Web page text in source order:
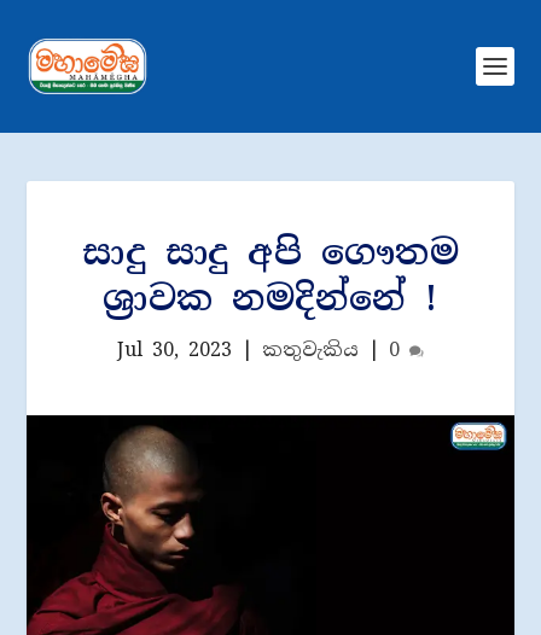
සාදු සාදු අපි ගෞතම
ශ්‍රාවක නමදින්නේ !
Jul 30, 2023 කතුවැකිය 0